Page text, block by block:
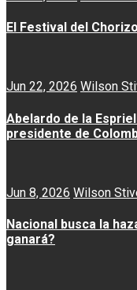
El Festival del
Jun 22, 2026 Wilson
Abelardo de la
presidente de
Jun 8, 2026 Wilson
Nacional busca la
ganará?